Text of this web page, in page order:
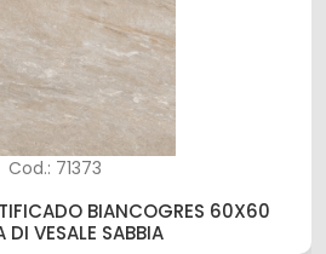
Cod.: 71373
BIANCOGRES 60X60
DI VESALE SABBIA